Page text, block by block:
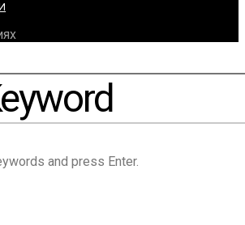
and press Enter.